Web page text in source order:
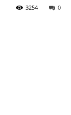
0
3254